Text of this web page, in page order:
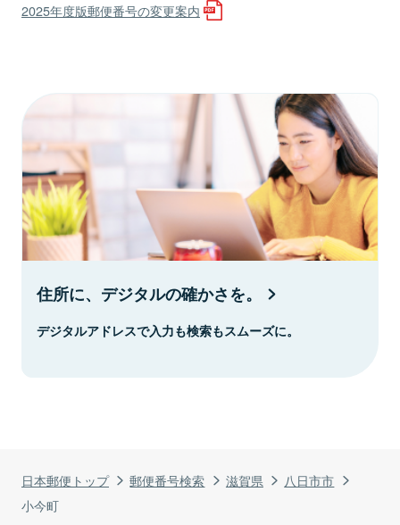
日本郵便トップ 郵便番号検索 滋賀県
八日市市
小今町
2025年度版郵便番号の変更案内
住所に、デジタルの確かさを。
デジタルアドレスで入力も検索もスムーズに。